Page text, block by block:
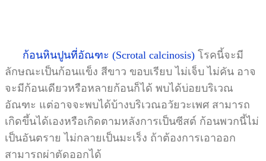
ก้อนหินปูนที่อัณฑะ (Scrotal calcinosis) โรคนี้จะมี
ลักษณะเป็นก้อนแข็ง สีขาว ขอบเรียบ ไม่เจ็บ ไม่คัน อาจ
จะมีก้อนเดียวหรือหลายก้อนก็ได้ พบได้บ่อยบริเวณ
อัณฑะ แต่อาจจะพบได้บ้างบริเวณอวัยวะเพศ สามารถ
เกิดขึ้นได้เองหรือเกิดตามหลังการเป็นซีสต์ ก้อนพวกนี้ไม่
เป็นอันตราย ไม่กลายเป็นมะเร็ง ถ้าต้องการเอาออก
สามารถผ่าตัดออกได้